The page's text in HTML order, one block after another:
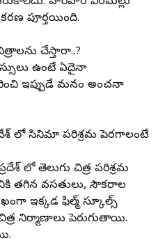
పూర్తయింది.
చేస్తారా..?
ఉంటే ఏదైనా
ఇప్పుడే మనం అంచనా
లో సినిమా పరిశ్రమ పెరగాలంటే
లో తెలుగు చిత్ర పరిశ్రమ
తగిన వసతులు, సౌకర్యాల
ఇక్కడ ఫిల్మ్ స్కూల్స్
నిర్మాణాలు పెరుగుతాయి.